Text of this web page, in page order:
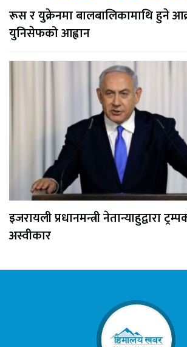
रूस र युक्रेनमा बालबालिकामाथि हुने
युनिसेफको आह्वान
इजरायली प्रधानमन्त्री नेतान्याहुद्वारा
अस्वीकार